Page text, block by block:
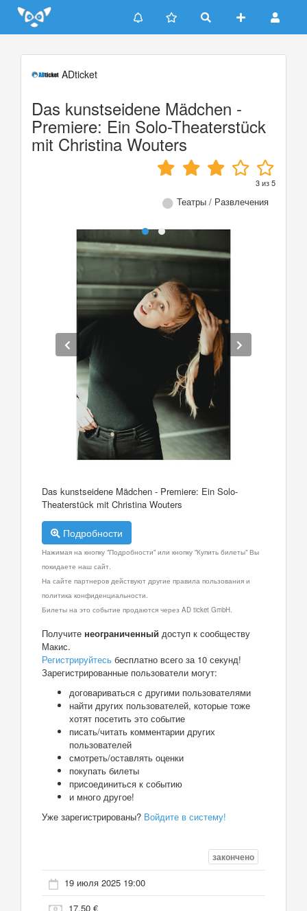
Update cookies preferences
ADticket
Das kunstseidene Mädchen -
Premiere: Ein Solo-Theaterstück
mit Christina Wouters
3из5
Театры / Развлечения
Das kunstseidene Mädchen - Premiere: Ein Solo-
Theaterstück mit Christina Wouters
Подробности
Нажимая на кнопку "Подробности" или кнопку "Купить билеты" Вы
покидаете наш сайт.
На сайте партнеров действуют другие правила пользования и
политика конфиденциальности.
Билеты на это событие продаются через AD ticket GmbH.
Получите неограниченный доступ к сообществу
Макис.
Регистрируйтесь бесплатно всего за 10 секунд!
Зарегистрированные пользователи могут:
договариваться с другими пользователями
найти других пользователей, которые тоже
хотят посетить это событие
писать/читать комментарии других
пользователей
смотреть/оставлять оценки
покупать билеты
присоединиться к событию
и много другое!
Уже зарегистрированы? Войдите в систему!
закончено
19 июля 2025 19:00
17,50 €